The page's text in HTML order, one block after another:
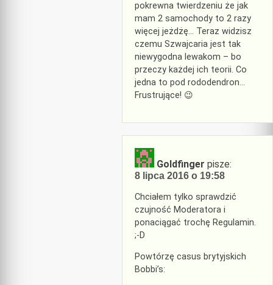
pokrewna twierdzeniu że jak
mam 2 samochody to 2 razy
więcej jeżdżę… Teraz widzisz
czemu Szwajcaria jest tak
niewygodna lewakom – bo
przeczy każdej ich teorii. Co
jedna to pod rododendron…
Frustrujące! 😉
Goldfinger pisze:
8 lipca 2016 o 19:58
Chciałem tylko sprawdzić
czujność Moderatora i
ponaciągać trochę Regulamin.
;-D
Powtórzę casus brytyjskich
Bobbi’s: